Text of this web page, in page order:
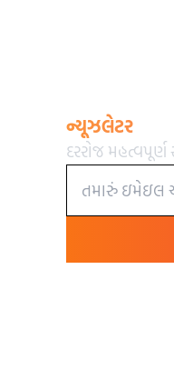
ન્યૂઝલેટર
દરરોજ